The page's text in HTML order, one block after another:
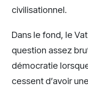
civilisationnel.
Dans le fond, le
question assez
démocratie
cessent d’avoir